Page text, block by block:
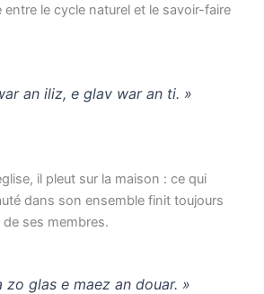
entre le cycle naturel et le savoir-faire
an iliz, e glav war an ti. »
il pleut sur la maison : ce qui
dans son ensemble finit toujours
ses membres.
zo glas e maez an douar. »